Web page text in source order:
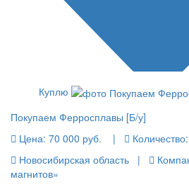
Куплю
Покупаем Ферросплавы [Б/у]
Цена: 70 000 руб. | Количество:
Новосибирская область |
магнитов»